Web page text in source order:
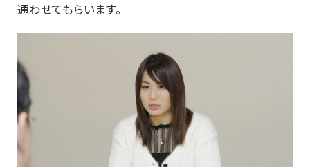
通わせてもらいます。